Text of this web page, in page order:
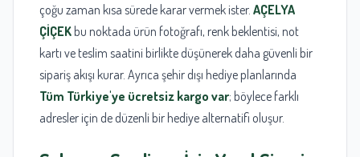
çoğu zaman kısa sürede karar vermek ister. AÇELYA
ÇİÇEK bu noktada ürün fotoğrafı, renk beklentisi, not
kartı ve teslim saatini birlikte düşünerek daha güvenli bir
sipariş akışı kurar. Ayrıca şehir dışı hediye planlarında
Tüm Türkiye'ye ücretsiz kargo var; böylece farklı
adresler için de düzenli bir hediye alternatifi oluşur.